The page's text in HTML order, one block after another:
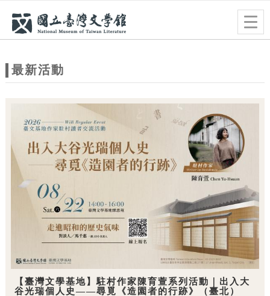
站最新活動
【臺灣文學基地】駐村作家陳育萱系列活動｜出入大
谷光瑞個人史——尋覓《造園者的行跡》（臺北）